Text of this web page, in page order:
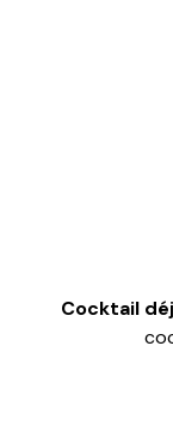
Cocktail